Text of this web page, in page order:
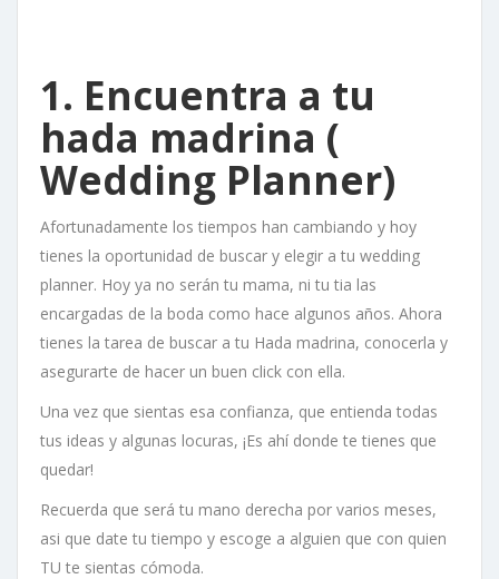
1. Encuentra a tu
hada madrina (
Wedding Planner)
Afortunadamente los tiempos han cambiando y hoy
tienes la oportunidad de buscar y elegir a tu wedding
planner. Hoy ya no serán tu mama, ni tu tia las
encargadas de la boda como hace algunos años. Ahora
tienes la tarea de buscar a tu Hada madrina, conocerla y
asegurarte de hacer un buen click con ella.
Una vez que sientas esa confianza, que entienda todas
tus ideas y algunas locuras, ¡Es ahí donde te tienes que
quedar!
Recuerda que será tu mano derecha por varios meses,
asi que date tu tiempo y escoge a alguien que con quien
TU te sientas cómoda.